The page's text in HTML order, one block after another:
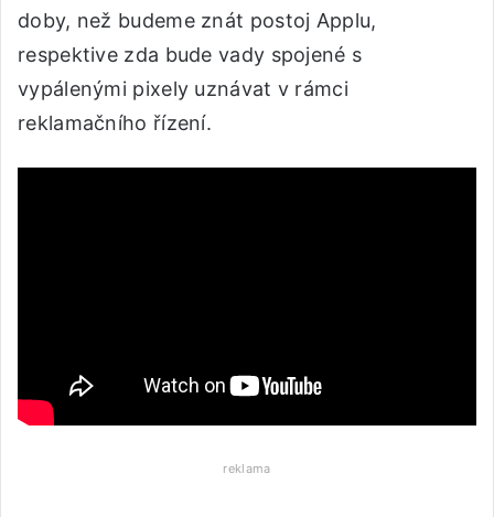
doby, než budeme znát postoj Applu,
respektive zda bude vady spojené s
vypálenými pixely uznávat v rámci
reklamačního řízení.
reklama